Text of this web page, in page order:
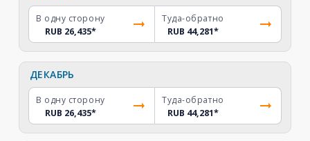
В одну сторону
RUB 26,435*
Туда-обратно
RUB 44,281*
ДЕКАБРЬ
В одну сторону
RUB 26,435*
Туда-обратно
RUB 44,281*